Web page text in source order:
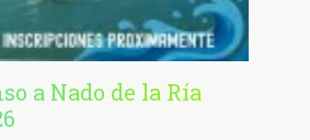
a Nado de la Ría